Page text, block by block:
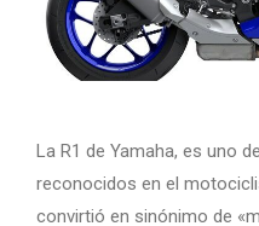
La R1 de Yamaha, es uno
reconocidos en el
convirtió en sinónimo de